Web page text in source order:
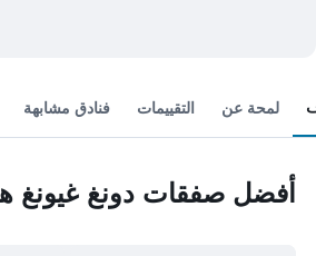
لمحة عن التقييمات فنادق مشابهة
أفضل صفقات دونغ غيونغ